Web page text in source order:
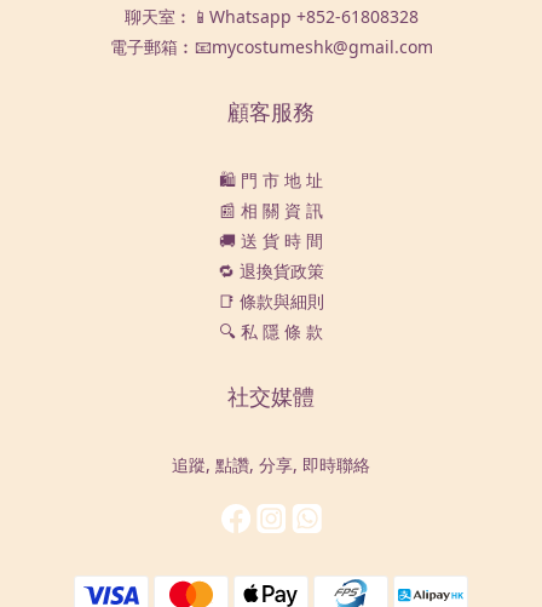
聊天室︰📱Whatsapp +852-61808328
電子郵箱︰📧mycostumeshk@gmail.com
顧客服務
🛍️ 門 市 地 址
📰 相 關 資 訊
🚚 送 貨 時 間
🔁 退換貨政策
📑 條款與細則
🔍 私 隱 條 款
社交媒體
追蹤, 點讚, 分享, 即時聯絡